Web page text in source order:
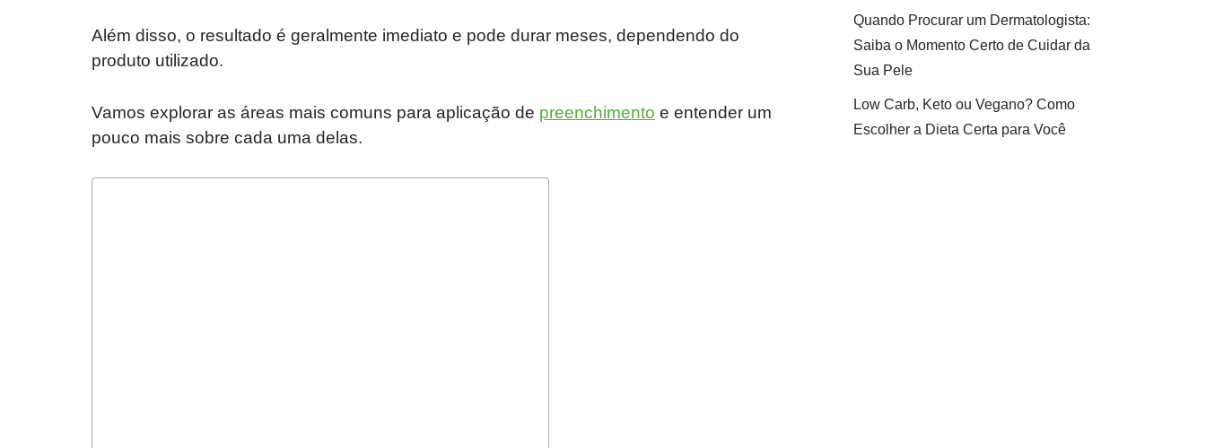
Além disso, o resultado é geralmente imediato e pode durar meses, dependendo do
produto utilizado.
Vamos explorar as áreas mais comuns para aplicação de preenchimento e entender um
pouco mais sobre cada uma delas.
Quando Procurar um Dermatologista:
Saiba o Momento Certo de Cuidar da
Sua Pele
Low Carb, Keto ou Vegano? Como
Escolher a Dieta Certa para Você